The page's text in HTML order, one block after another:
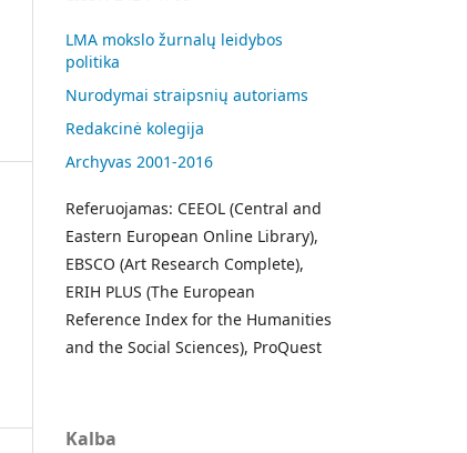
LMA mokslo žurnalų leidybos
politika
Nurodymai straipsnių autoriams
Redakcinė kolegija
Archyvas 2001-2016
Referuojamas: CEEOL (Central and
Eastern European Online Library),
EBSCO (Art Research Complete),
ERIH PLUS (The European
Reference Index for the Humanities
and the Social Sciences), ProQuest
Kalba